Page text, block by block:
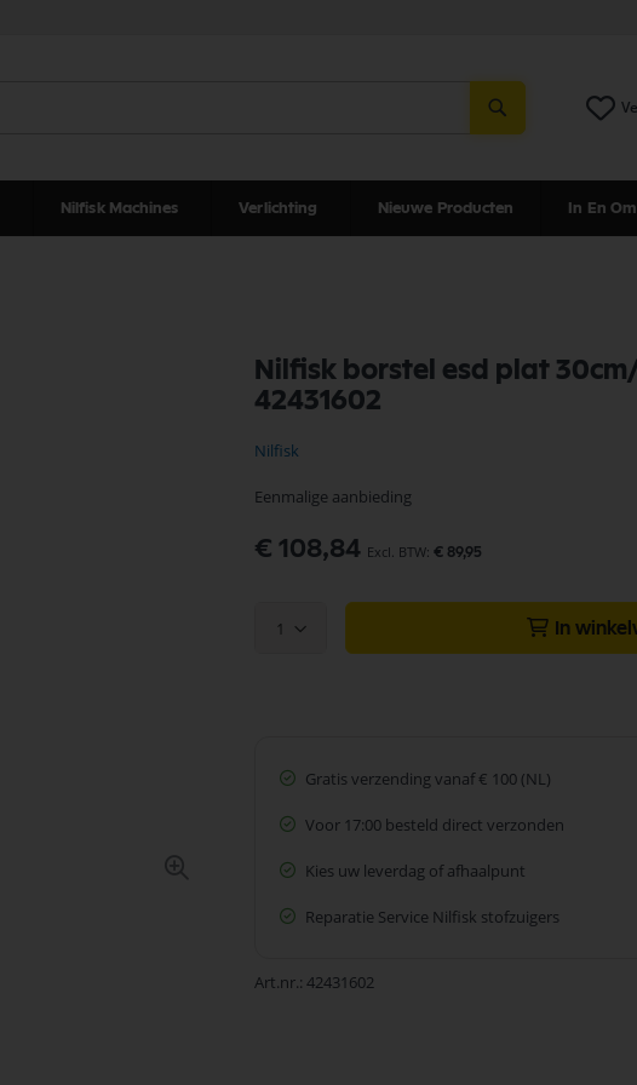
Nilfisk Machines Verlichting Nieuwe Producten In En
Nilfisk borstel esd plat
42431602
Nilfisk
Eenmalige aanbieding
€ 108,84 € 89,95
1 In
Gratis verzending vanaf € 100 (NL)
Voor 17:00 besteld direct verzonden
Kies uw leverdag of afhaalpunt
Reparatie Service Nilfisk stofzuigers
Art.nr. 42431602